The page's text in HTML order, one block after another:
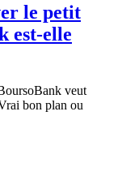
le petit
est-elle
veut
bon plan ou